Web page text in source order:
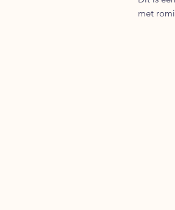
met